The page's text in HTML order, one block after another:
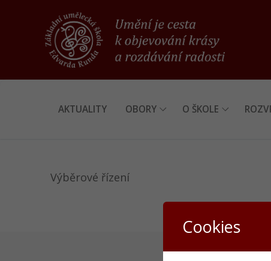
AKTUALITY OBORY O ŠKOLE
Výběrové řízení
Cookies